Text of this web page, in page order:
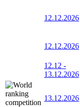
12.12.2026
12.12.2026
12.12 -
13.12.2026
13.12.2026